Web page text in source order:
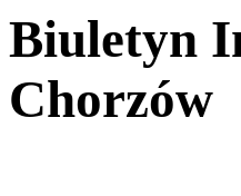
Biuletyn
Chorzów